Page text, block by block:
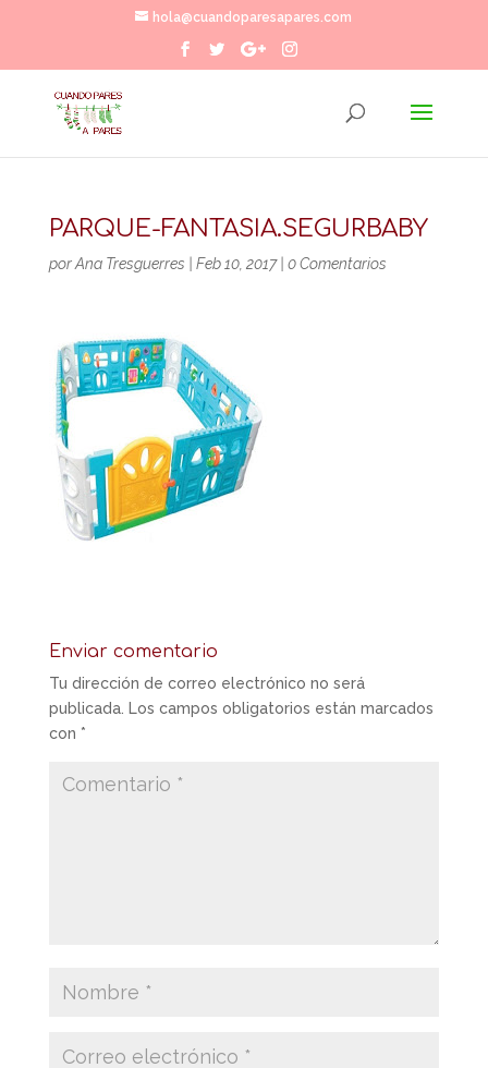
hola@cuandoparesapares.com
PARQUE-FANTASIA.SEGURBABY
porAna Tresguerres Feb 10, 2017| 0 Comentarios
Enviar comentario
Tu dirección de correo electrónico no será
publicada. Los campos obligatorios están marcados
con *